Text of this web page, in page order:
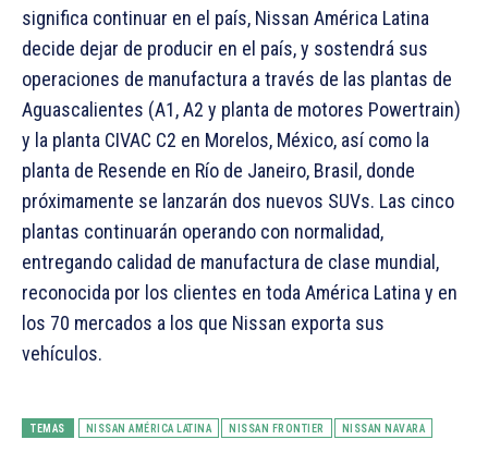
significa continuar en el país, Nissan América Latina
decide dejar de producir en el país, y sostendrá sus
operaciones de manufactura a través de las plantas de
Aguascalientes (A1, A2 y planta de motores Powertrain)
y la planta CIVAC C2 en Morelos, México, así como la
planta de Resende en Río de Janeiro, Brasil, donde
próximamente se lanzarán dos nuevos SUVs. Las cinco
plantas continuarán operando con normalidad,
entregando calidad de manufactura de clase mundial,
reconocida por los clientes en toda América Latina y en
los 70 mercados a los que Nissan exporta sus
vehículos.
TEMAS NISSAN AMÉRICA LATINA NISSAN FRONTIER NISSAN NAVARA